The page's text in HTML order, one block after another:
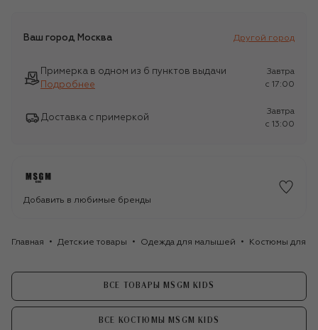
Ваш город Москва Другой город
Примерка в одном из 6 пунктов выдачи
Подробнее
Завтра
c 17:00
Доставка с примеркой
Завтра
c 13:00
Добавить в любимые бренды
Главная Детские товары Одежда для малышей Костюмы для
ВСЕ ТОВАРЫ MSGM KIDS
ВСЕ КОСТЮМЫ MSGM KIDS